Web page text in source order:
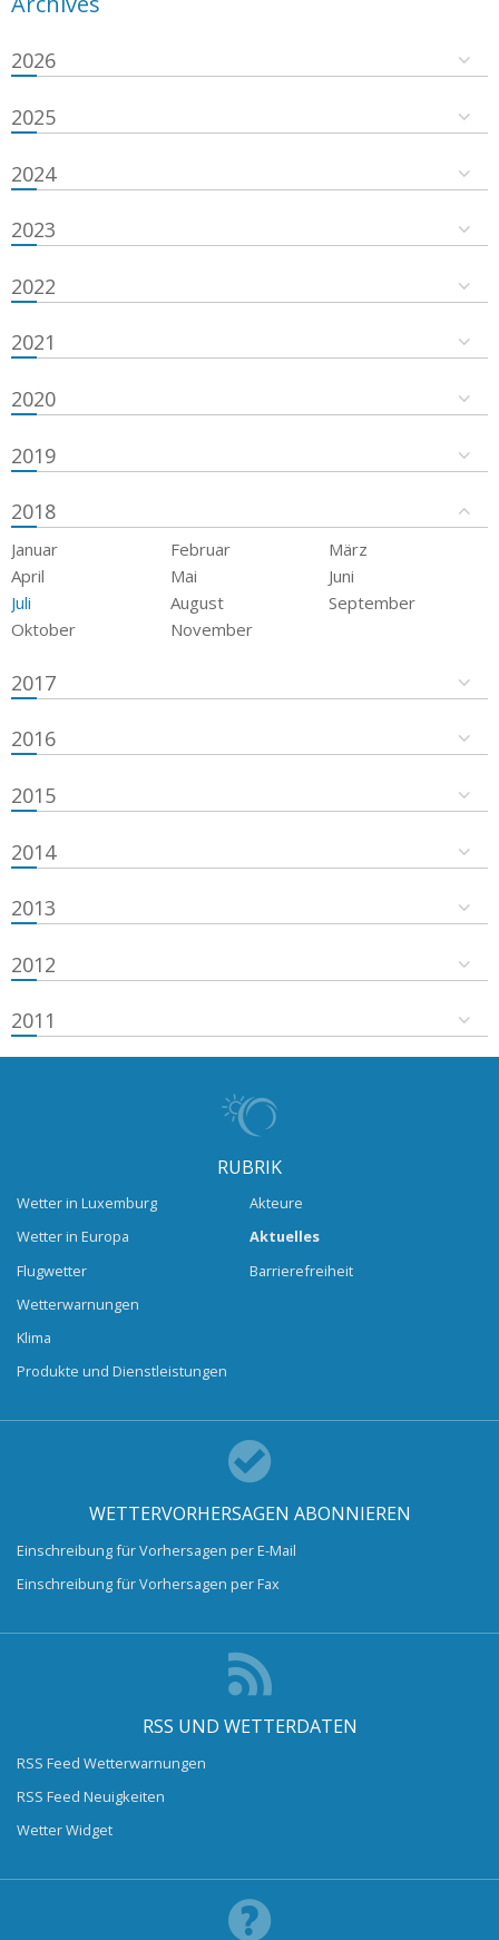
2026
2025
2024
2023
2022
2021
2020
2019
2018
Januar Februar
März
April
Mai
Juni
Juli
August
September
Oktober
November
2017
2016
2015
2014
2013
2012
2011
RUBRIK
Wetter in Luxemburg
Wetter in Europa
Flugwetter
Wetterwarnungen
Klima
Produkte und Dienstleistungen
Akteure
Aktuelles
Barrierefreiheit
WETTERVORHERSAGEN ABONNIEREN
Einschreibung für Vorhersagen per E-Mail
Einschreibung für Vorhersagen per Fax
RSS UND WETTERDATEN
RSS Feed Wetterwarnungen
RSS Feed Neuigkeiten
Wetter Widget